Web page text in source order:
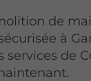
de
à
services de